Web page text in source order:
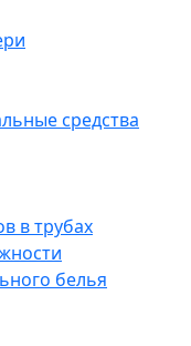
средства
в трубах
белья